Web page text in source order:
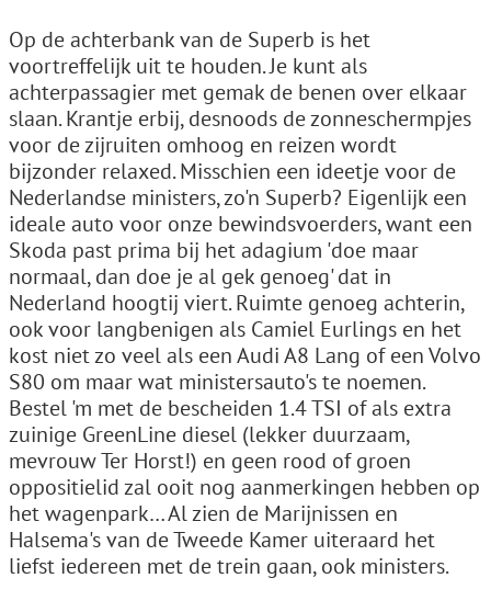
Op de achterbank van de Superb is het
voortreffelijk uit te houden. Je kunt als
achterpassagier met gemak de benen over elkaar
slaan. Krantje erbij, desnoods de zonneschermpjes
voor de zijruiten omhoog en reizen wordt
bijzonder relaxed. Misschien een ideetje voor de
Nederlandse ministers, zo'n Superb? Eigenlijk een
ideale auto voor onze bewindsvoerders, want een
Skoda past prima bij het adagium 'doe maar
normaal, dan doe je al gek genoeg' dat in
Nederland hoogtij viert. Ruimte genoeg achterin,
ook voor langbenigen als Camiel Eurlings en het
kost niet zo veel als een Audi A8 Lang of een Volvo
S80 om maar wat ministersauto's te noemen.
Bestel 'm met de bescheiden 1.4 TSI of als extra
zuinige GreenLine diesel (lekker duurzaam,
mevrouw Ter Horst!) en geen rood of groen
oppositielid zal ooit nog aanmerkingen hebben op
het wagenpark… Al zien de Marijnissen en
Halsema's van de Tweede Kamer uiteraard het
liefst iedereen met de trein gaan, ook ministers.